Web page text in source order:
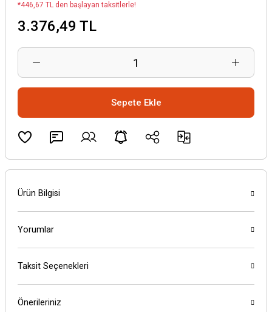
*446,67 TL den başlayan taksitlerle!
3.376,49 TL
Sepete Ekle
Ürün Bilgisi
Yorumlar
Taksit Seçenekleri
Önerileriniz